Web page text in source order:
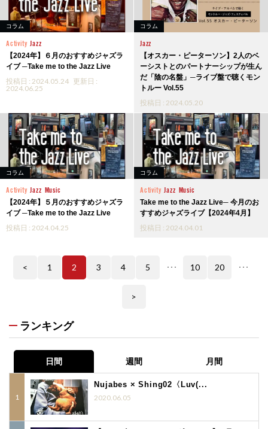
コラム
Activity Jazz
【2024年】６月のおすすめジャズラ
イブ ─Take me to the Jazz Live
投稿日 : 2024.05.24 更新日 :
2024.06.25
コラム
Jazz
【オスカー・ピーターソン】2人のベ
ーシストとのパートナーシップが生ん
だ「陰の名盤」─ライブ盤で聴くモン
トルー Vol.55
投稿日 : 2024.05.20
コラム
Activity Jazz Music
【2024年】５月のおすすめジャズラ
イブ ─Take me to the Jazz Live
投稿日 : 2024.04.25
コラム
Activity Jazz Music
Take me to the Jazz Live─ 今月のお
すすめジャズライブ【2024年4月】
投稿日 : 2024.04.01
< 1 2 3 4 5 ･･･ 10 20 ･･･
>
ランキング
日間 週間 月間
Nujabes × Shing02〈Luv(...
2020.06.05